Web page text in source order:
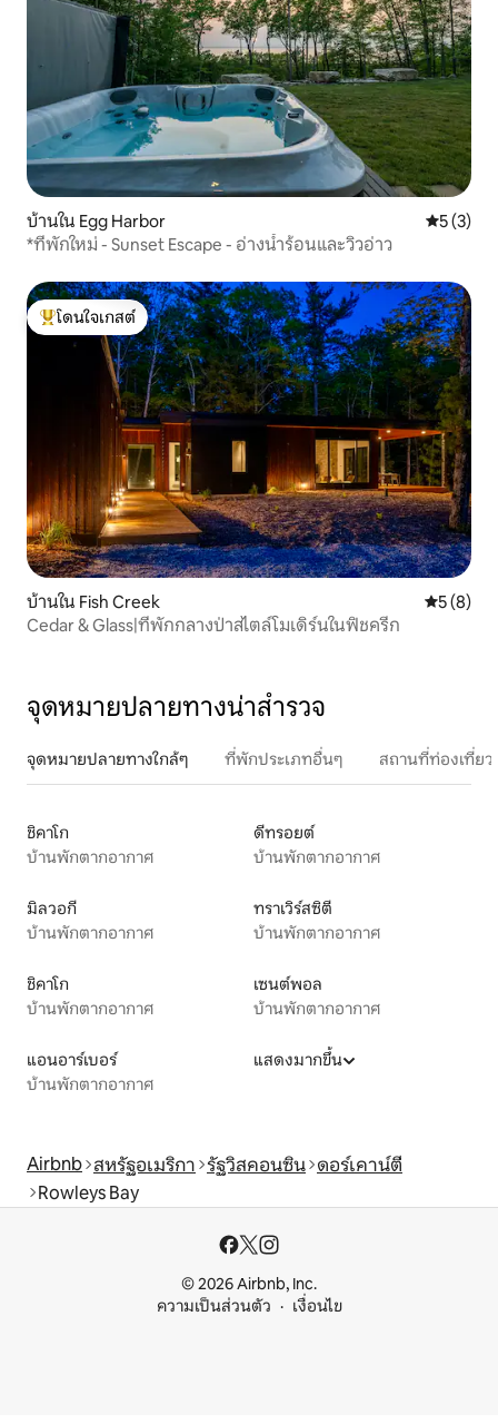
บ้านใน Egg Harbor คะแนนเฉ
5 (3)
*ที่พักใหม่ - Sunset Escape - อ่างน้ำร้อนและวิวอ่าว
โดนใจเกสต์ที่สุด
โดนใจเกสต์
บ้านใน Fish Creek คะแนนเฉ
5 (8)
Cedar & Glass|ที่พักกลางป่าสไตล์โมเดิร์นในฟิชครีก
จุดหมายปลายทางน่าสำรวจ
จุดหมายปลายทางใกล้ๆ ที่พักประเภทอื่นๆ สถานที่ท่องเที่ย
ชิคาโก
บ้านพักตากอากาศ
ดีทรอยต์
บ้านพักตากอากาศ
มิลวอกี
บ้านพักตากอากาศ
ทราเวิร์สซิตี
บ้านพักตากอากาศ
ชิคาโก
บ้านพักตากอากาศ
เซนต์พอล
บ้านพักตากอากาศ
แอนอาร์เบอร์
บ้านพักตากอากาศ
แสดงมากขึ้น
Airbnb สหรัฐอเมริกา รัฐวิสคอนซิน ดอร์เคาน์ตี
Rowleys Bay
© 2026 Airbnb, Inc.
ความเป็นส่วนตัว
เงื่อนไข